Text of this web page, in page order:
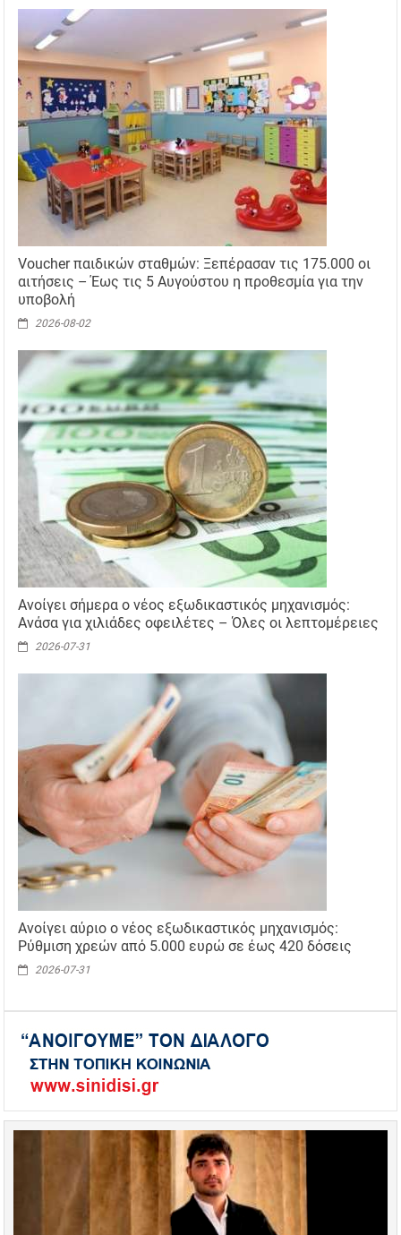
Voucher παιδικών σταθμών: Ξεπέρασαν τις 175.000 οι
αιτήσεις – Έως τις 5 Αυγούστου η προθεσμία για την
υποβολή
2026-08-02
Ανοίγει σήμερα ο νέος εξωδικαστικός μηχανισμός:
Ανάσα για χιλιάδες οφειλέτες – Όλες οι λεπτομέρειες
2026-07-31
Ανοίγει αύριο ο νέος εξωδικαστικός μηχανισμός:
Ρύθμιση χρεών από 5.000 ευρώ σε έως 420 δόσεις
2026-07-31